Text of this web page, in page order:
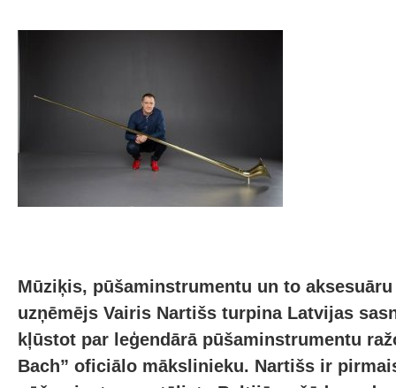
Mūziķis, pūšaminstrumentu un to
uzņēmējs Vairis Nartišs turpina Latvijas
kļūstot par leģendārā pūšaminstrumentu
Bach” oficiālo mākslinieku. Nartišs ir